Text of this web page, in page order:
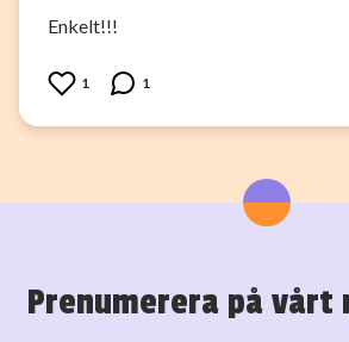
Enkelt!!!
1 1
Prenumerera på vårt